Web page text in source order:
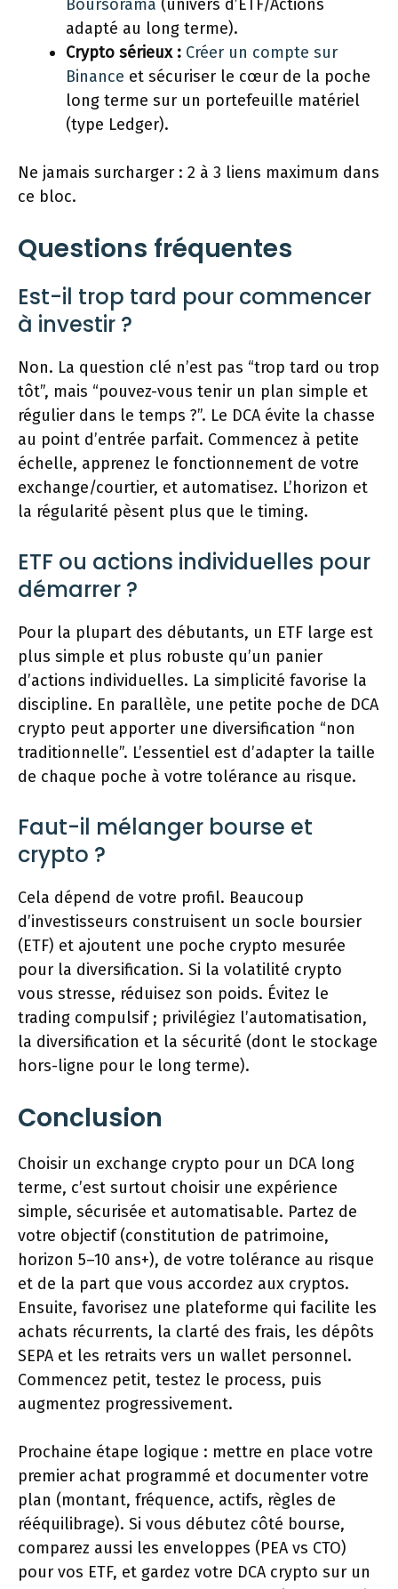
Boursorama (univers d’ETF/Actions
adapté au long terme).
Crypto sérieux : Créer un compte sur
Binance et sécuriser le cœur de la poche
long terme sur un portefeuille matériel
(type Ledger).
Ne jamais surcharger : 2 à 3 liens maximum dans
ce bloc.
Questions fréquentes
Est-il trop tard pour commencer
à investir ?
Non. La question clé n’est pas “trop tard ou trop
tôt”, mais “pouvez-vous tenir un plan simple et
régulier dans le temps ?”. Le DCA évite la chasse
au point d’entrée parfait. Commencez à petite
échelle, apprenez le fonctionnement de votre
exchange/courtier, et automatisez. L’horizon et
la régularité pèsent plus que le timing.
ETF ou actions individuelles pour
démarrer ?
Pour la plupart des débutants, un ETF large est
plus simple et plus robuste qu’un panier
d’actions individuelles. La simplicité favorise la
discipline. En parallèle, une petite poche de DCA
crypto peut apporter une diversification “non
traditionnelle”. L’essentiel est d’adapter la taille
de chaque poche à votre tolérance au risque.
Faut-il mélanger bourse et
crypto ?
Cela dépend de votre profil. Beaucoup
d’investisseurs construisent un socle boursier
(ETF) et ajoutent une poche crypto mesurée
pour la diversification. Si la volatilité crypto
vous stresse, réduisez son poids. Évitez le
trading compulsif ; privilégiez l’automatisation,
la diversification et la sécurité (dont le stockage
hors-ligne pour le long terme).
Conclusion
Choisir un exchange crypto pour un DCA long
terme, c’est surtout choisir une expérience
simple, sécurisée et automatisable. Partez de
votre objectif (constitution de patrimoine,
horizon 5–10 ans+), de votre tolérance au risque
et de la part que vous accordez aux cryptos.
Ensuite, favorisez une plateforme qui facilite les
achats récurrents, la clarté des frais, les dépôts
SEPA et les retraits vers un wallet personnel.
Commencez petit, testez le process, puis
augmentez progressivement.
Prochaine étape logique : mettre en place votre
premier achat programmé et documenter votre
plan (montant, fréquence, actifs, règles de
rééquilibrage). Si vous débutez côté bourse,
comparez aussi les enveloppes (PEA vs CTO)
pour vos ETF, et gardez votre DCA crypto sur un